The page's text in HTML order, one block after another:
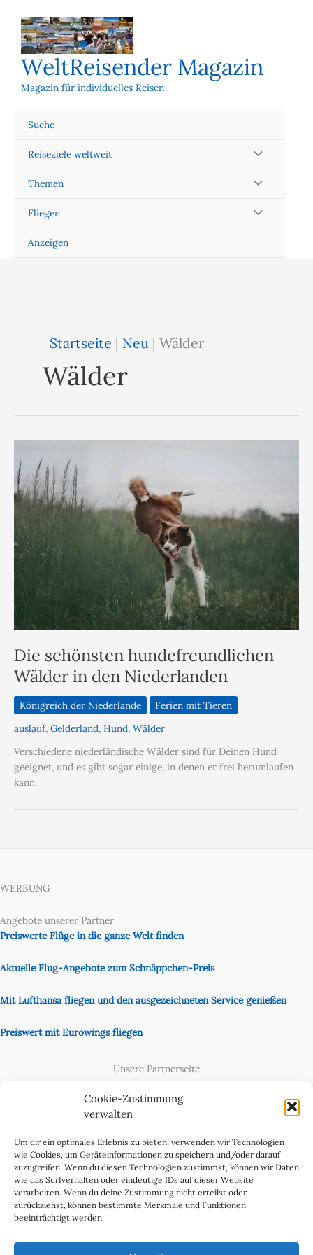
Cookie-Zustimmung
verwalten
Um dir ein optimales Erlebnis zu bieten, verwenden wir Technologien
wie Cookies, um Geräteinformationen zu speichern und/oder darauf
zuzugreifen. Wenn du diesen Technologien zustimmst, können wir Daten
wie das Surfverhalten oder eindeutige IDs auf dieser Website
verarbeiten. Wenn du deine Zustimmung nicht erteilst oder
zurückziehst, können bestimmte Merkmale und Funktionen
beeinträchtigt werden.
Inhalt
springen
WeltReisender Magazin
Magazin für individuelles Reisen
Suche
Reiseziele weltweit
Themen
Fliegen
Anzeigen
Startseite | Neu |Wälder
Wälder
Die schönsten hundefreundlichen
Wälder in den Niederlanden
Königreich der Niederlande
Ferien mit Tieren
auslauf, Gelderland, Hund, Wälder
Verschiedene niederländische Wälder sind für Deinen Hund
geeignet, und es gibt sogar einige, in denen er frei herumlaufen
kann.
WERBUNG
Angebote unserer Partner
Preiswerte Flüge in die ganze Welt finden
Aktuelle Flug-Angebote zum Schnäppchen-Preis
Mit Lufthansa fliegen und den ausgezeichneten Service genießen
Preiswert mit Eurowings fliegen
Unsere Partnerseite
Cookie-Richtlinie (EU)